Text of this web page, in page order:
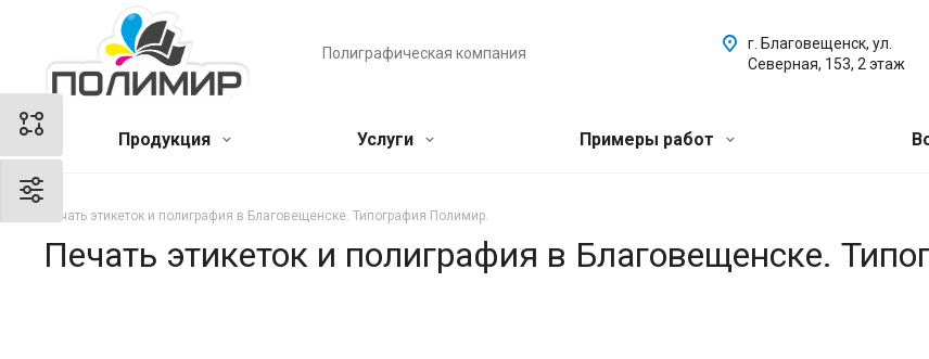
Полиграфическая компания
г. Благовещенск, ул.
Северная, 153, 2 этаж
Продукция Услуги Примеры работ
Печать этикеток и полиграфия в Благовещенске. Типография Полимир.
Печать этикеток и полиграфия в Благовещенске.